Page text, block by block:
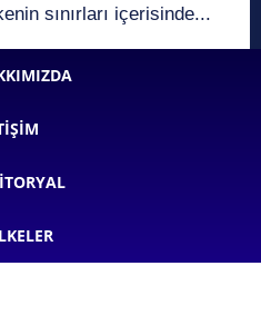
sınırları içerisinde...